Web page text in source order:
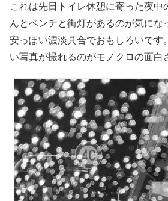
これは先日トイレ休憩に寄った夜中
んとベンチと街灯があるのが気にな
安っぽい濃淡具合でおもしろいです
い写真が撮れるのがモノクロの面白